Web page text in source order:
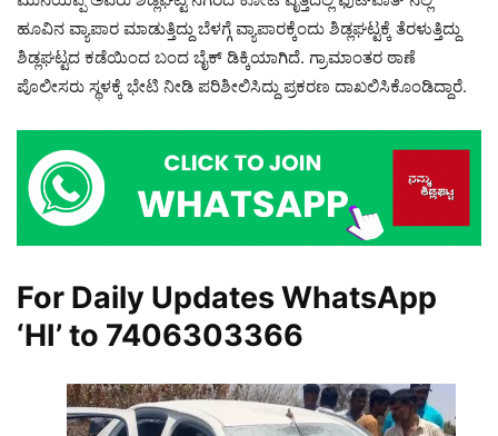
ಹೂವಿನ ವ್ಯಾಪಾರ ಮಾಡುತ್ತಿದ್ದು ಬೆಳಗ್ಗೆ ವ್ಯಾಪಾರಕ್ಕೆಂದು ಶಿಡ್ಲಘಟ್ಟಕ್ಕೆ ತೆರಳುತ್ತಿದ್ದು
ಶಿಡ್ಲಘಟ್ಟದ ಕಡೆಯಿಂದ ಬಂದ ಬೈಕ್ ಡಿಕ್ಕಿಯಾಗಿದೆ. ಗ್ರಾಮಾಂತರ ಠಾಣೆ
ಪೊಲೀಸರು ಸ್ಥಳಕ್ಕೆ ಭೇಟಿ ನೀಡಿ ಪರಿಶೀಲಿಸಿದ್ದು ಪ್ರಕರಣ ದಾಖಲಿಸಿಕೊಂಡಿದ್ದಾರೆ.
For Daily Updates WhatsApp
‘HI’ to 7406303366